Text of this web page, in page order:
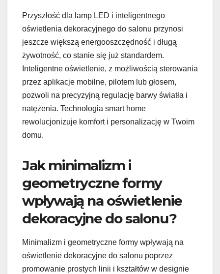
Przyszłość dla lamp LED i inteligentnego
oświetlenia dekoracyjnego do salonu przynosi
jeszcze większą energooszczędność i długą
żywotność, co stanie się już standardem.
Inteligentne oświetlenie, z możliwością sterowania
przez aplikacje mobilne, pilotem lub głosem,
pozwoli na precyzyjną regulację barwy światła i
natężenia. Technologia smart home
rewolucjonizuje komfort i personalizację w Twoim
domu.
Jak minimalizm i
geometryczne formy
wpływają na oświetlenie
dekoracyjne do salonu?
Minimalizm i geometryczne formy wpływają na
oświetlenie dekoracyjne do salonu poprzez
promowanie prostych linii i kształtów w designie